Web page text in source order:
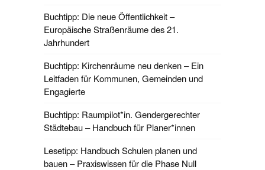
Buchtipp: Die neue Öffentlichkeit –
Europäische Straßenräume des 21.
Jahrhundert
Buchtipp: Kirchenräume neu denken – Ein
Leitfaden für Kommunen, Gemeinden und
Engagierte
Buchtipp: Raumpilot*in. Gendergerechter
Städtebau – Handbuch für Planer*innen
Lesetipp: Handbuch Schulen planen und
bauen – Praxiswissen für die Phase Null